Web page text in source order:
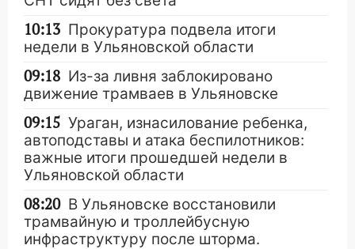
10:13 Прокуратура подвела итоги
недели в Ульяновской области
09:18 Из-за ливня заблокировано
движение трамваев в Ульяновске
09:15 Ураган, изнасилование ребенка,
автоподставы и атака беспилотников:
важные итоги прошедшей недели в
Ульяновской области
08:20 В Ульяновске восстановили
трамвайную и троллейбусную
инфраструктуру после шторма.